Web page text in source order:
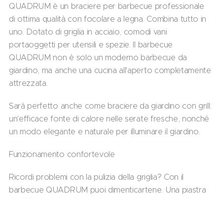
QUADRUM è un braciere per barbecue professionale
di ottima qualità con focolare a legna. Combina tutto in
uno. Dotato di griglia in acciaio, comodi vani
portaoggetti per utensili e spezie. Il barbecue
QUADRUM non è solo un moderno barbecue da
giardino, ma anche una cucina all'aperto completamente
attrezzata.
Sarà perfetto anche come braciere da giardino con grill:
un'efficace fonte di calore nelle serate fresche, nonché
un modo elegante e naturale per illuminare il giardino.
Funzionamento confortevole
Ricordi problemi con la pulizia della griglia? Con il
barbecue QUADRUM puoi dimenticartene. Una piastra